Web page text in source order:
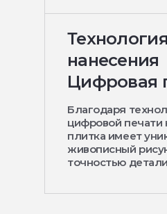
Технология
нанесения
Цифровая
Благодаря
цифровой печати
плитка имеет
живописный
точностью